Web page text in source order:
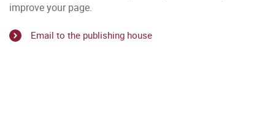
improve your page.
Email to the publishing house